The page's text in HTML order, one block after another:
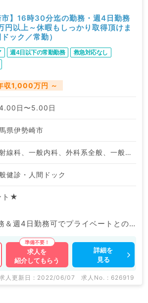
市】16時30分迄の勤務・週4日勤務
以上～休暇もしっかり取得頂けま
ック／常勤）
週4日以下の常勤勤務
救急対応なし
収1,000万円 ～
日〜5.00日
県伊勢崎市
放射線科、一般内科、外科系全般、一般外科、健診・人間ドック
健診・人間ドック
ト★
＆週4日勤務可でプライベートとの
◎人気の健診・人間ドックのお仕事
求人を
紹介してもらう
詳細を
見る
人更新日 : 2022/06/07 求人No. : 626919